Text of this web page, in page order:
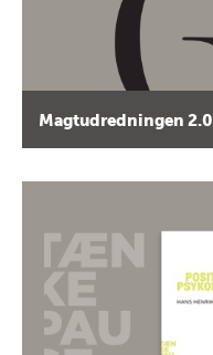
Magtudredningen 2.0